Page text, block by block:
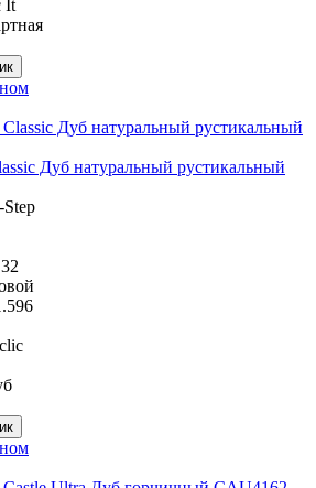
It
Дуб натуральный рустикальный
32